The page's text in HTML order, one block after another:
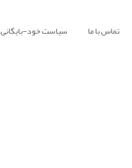
تماس با ما سیاست خود-بایگانی